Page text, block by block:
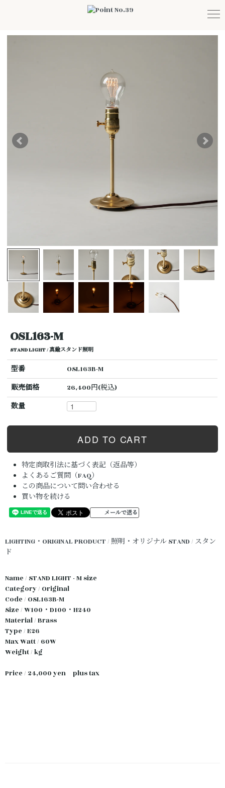
OSL163-M
STAND LIGHT / 真鍮スタンド照明
型番
OSL163B-M
販売価格
26,400円(税込)
数量
特定商取引法に基づく表記（返品等）
よくあるご質問（FAQ）
この商品について問い合わせる
買い物を続ける
メールで送る
LIGHTING・ORIGINAL PRODUCT / 照明・オリジナル STAND / スタン
ド
Name / STAND LIGHT - M size
Category / Original
Code / OSL163B-M
Size / W100・D100・H240
Material / Brass
Type / E26
Max Watt / 60W
Weight / kg
Price / 24,000 yen plus tax